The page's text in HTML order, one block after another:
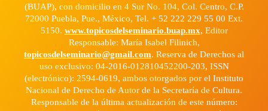
(BUAP), con domicilio en 4 Sur No. 104, Col. Centro, C.P.
72000 Puebla, Pue., México, Tel. + 52 222 229 55 00 Ext.
5150. www.topicosdelseminario.buap.mx, Editor
Responsable: María Isabel Filinich,
topicosdelseminario@gmail.com. Reserva de Derechos al
uso exclusivo: 04-2016-012810452200-203, ISSN
(electrónico): 2594-0619, ambos otorgados por el Instituto
Nacional de Derecho de Autor de la Secretaría de Cultura.
Responsable de la última actualización de este número: